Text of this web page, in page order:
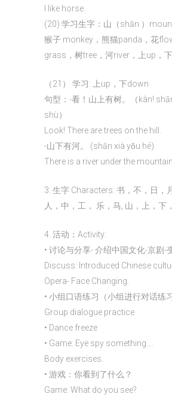
I like horse.
(20) 学习生字：山（shān ）
猴子 monkey，熊猫panda，花
grass，树tree，河river，上up，
（21） 学习: 上up，下down
句型：-看！山上有树。（kàn!
shù）
Look! There are trees on the hill.
-山下有河。 (shān xià yǒu hé).
There is a river under the mountain.
3. 生字 Characters: 书，不，日，
人，中，工， 乐，马, 山，上，下
4. 活动：Activity:
• 讨论与分享- 介绍中国文化-京剧-
Discuss: Introduced Chinese
Opera- Face Changing.
• 小组口语练习（小组进行对话练习
Group dialogue practice
• Dance freeze
• Game: Eye spy something….
Body exercises.
• 游戏：你看到了什么？
Game: What do you see?